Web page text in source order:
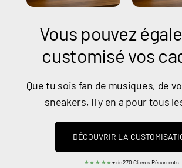
Vous pouvez
customisé vos
Que tu sois fan de musiques, de
sneakers, il y en a pour tous
DÉCOUVRIR LA
★★★★★+ de 270 Clients Récurrents